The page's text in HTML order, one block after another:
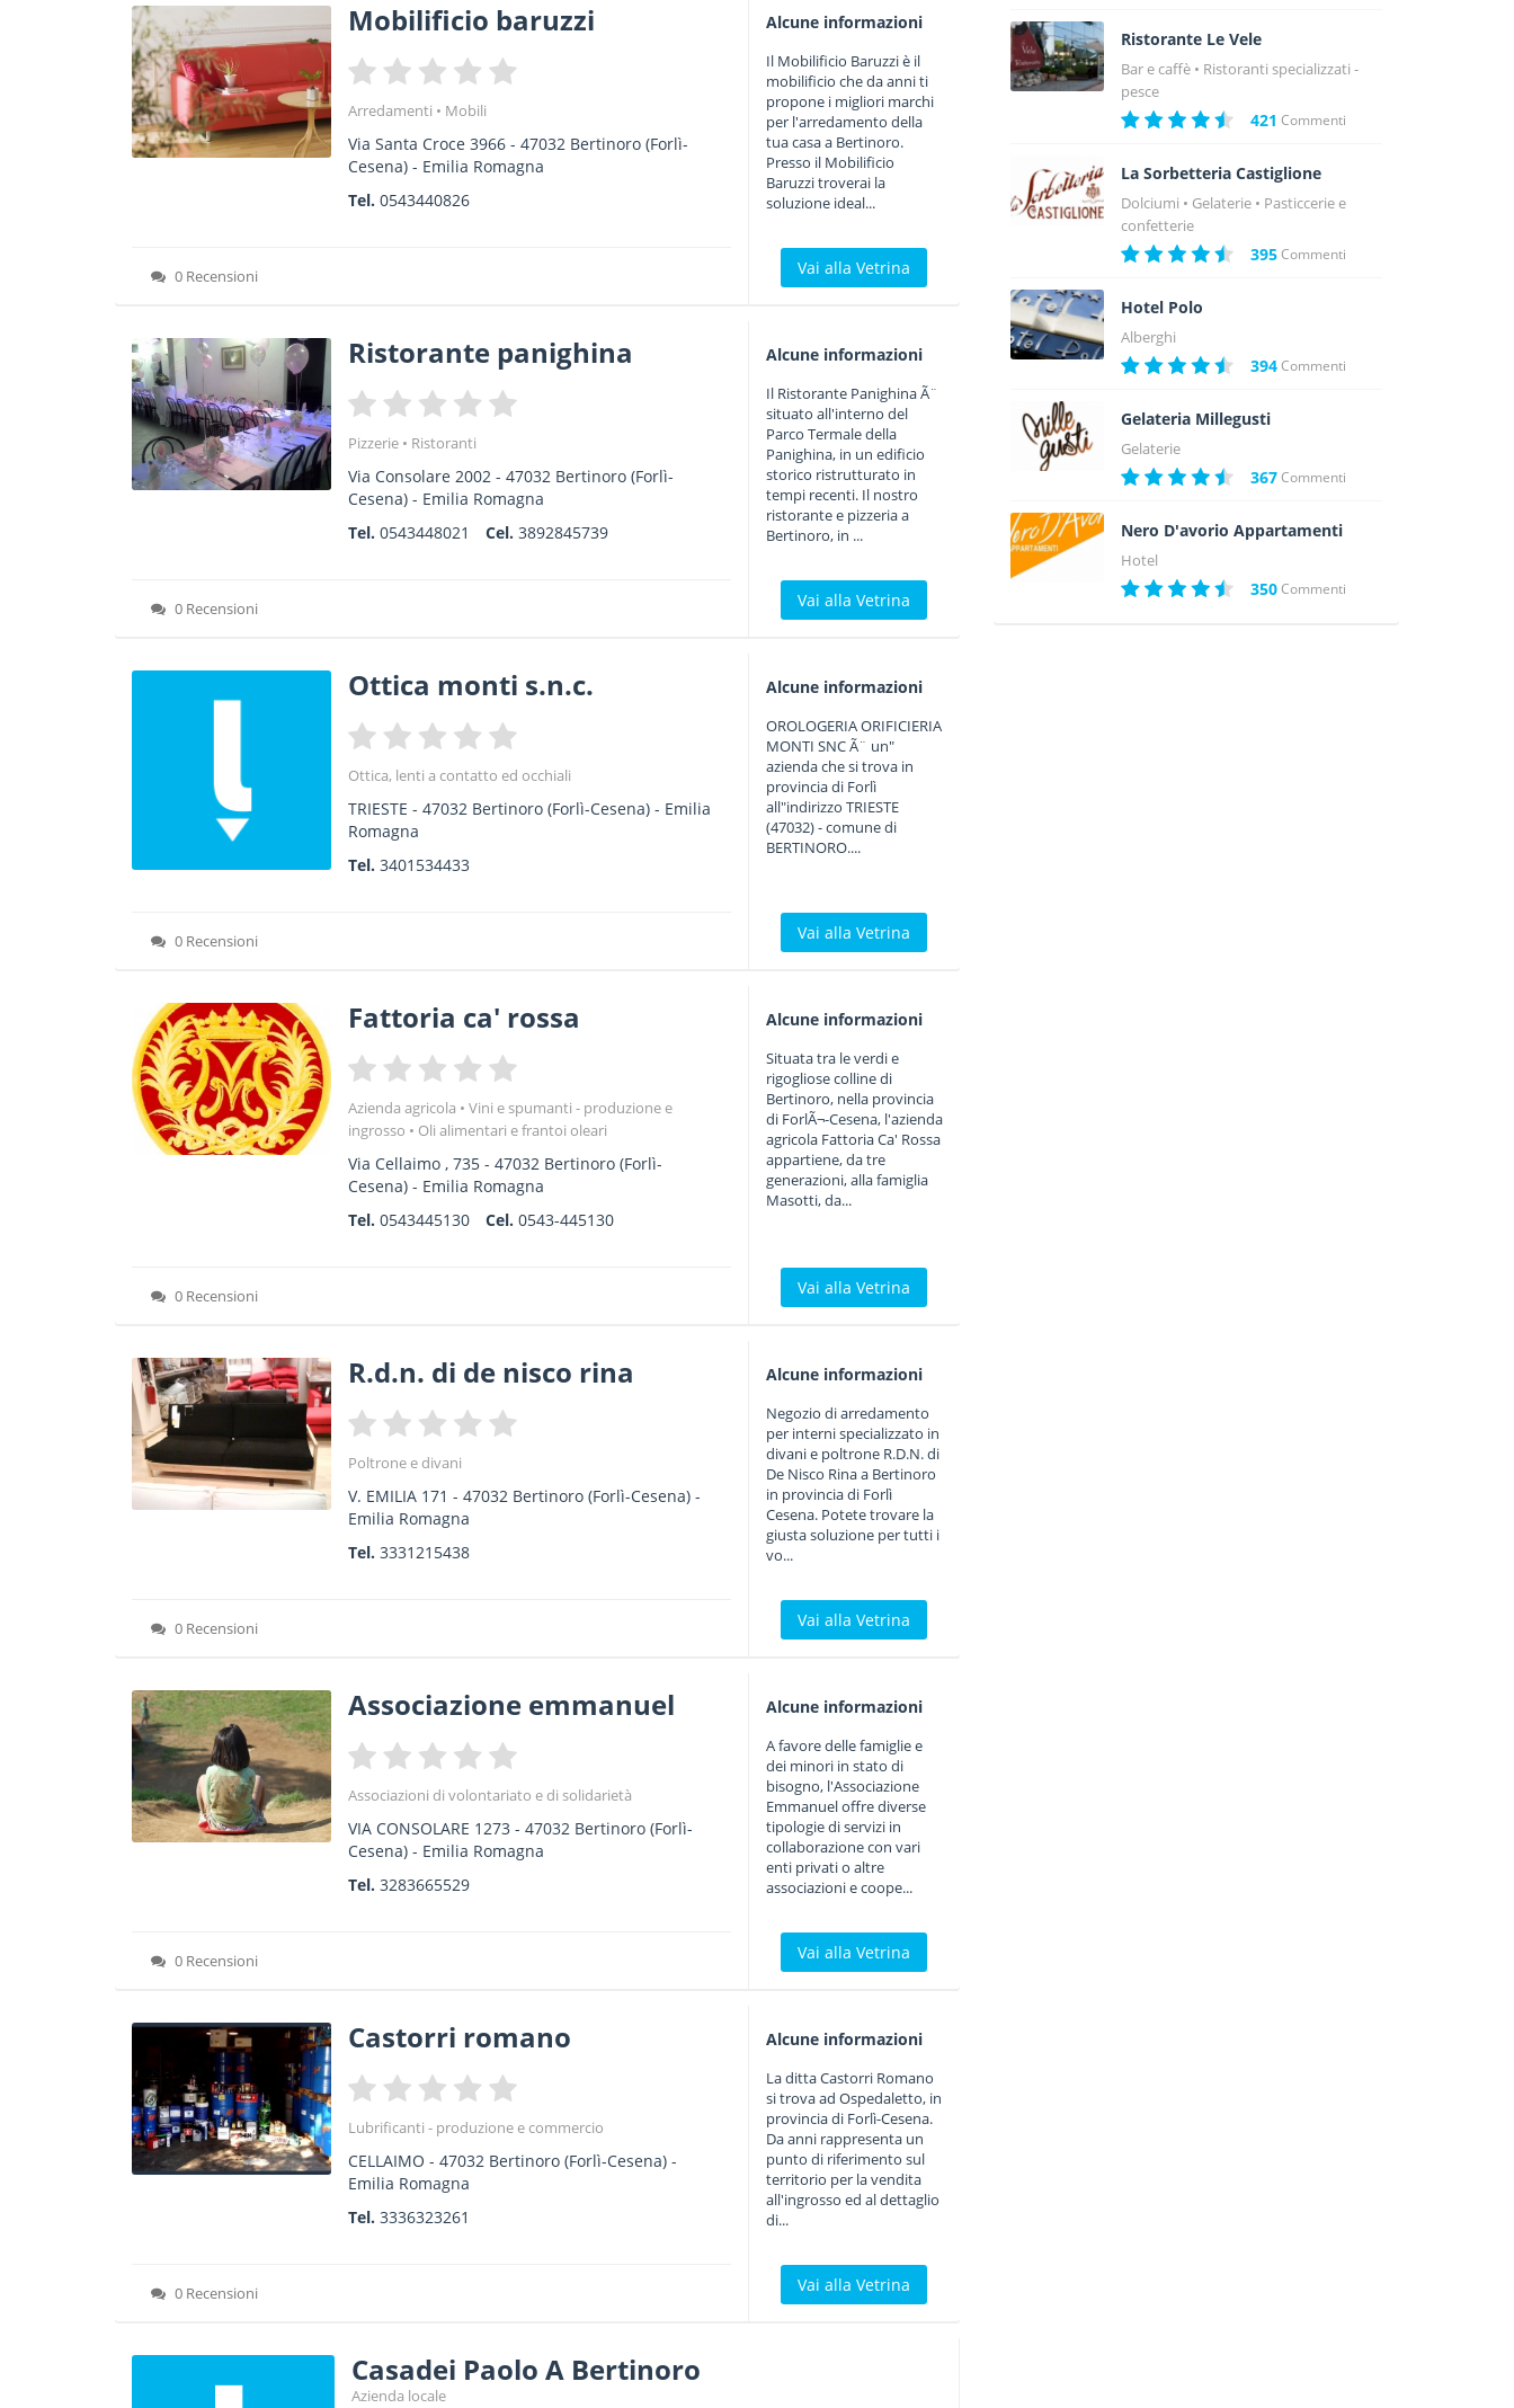
Mobilificio baruzzi
Arredamenti Mobili
Via Santa Croce 3966 -47032 Bertinoro (Forlì-
Cesena) - Emilia Romagna
Tel.0543440826
0 Recensioni
Alcune informazioni
Il Mobilificio Baruzzi è il
mobilificio che da anni ti
propone i migliori marchi
per l'arredamento della
tua casa a Bertinoro.
Presso il Mobilificio
Baruzzi troverai la
soluzione ideal...
Vai alla Vetrina
Ristorante panighina
Pizzerie Ristoranti
Via Consolare 2002 -47032 Bertinoro (Forlì-
Cesena) - Emilia Romagna
Tel.0543448021 Cel.3892845739
0 Recensioni
Alcune informazioni
Il Ristorante Panighina Ã¨
situato all'interno del
Parco Termale della
Panighina, in un edificio
storico ristrutturato in
tempi recenti. Il nostro
ristorante e pizzeria a
Bertinoro, in ...
Vai alla Vetrina
Ottica monti s.n.c.
Ottica, lenti a contatto ed occhiali
TRIESTE -47032 Bertinoro (Forlì-Cesena) - Emilia
Romagna
Tel.3401534433
0 Recensioni
Alcune informazioni
OROLOGERIA ORIFICIERIA
MONTI SNC Ã¨ un"
azienda che si trova in
provincia di Forlì
all"indirizzo TRIESTE
(47032) - comune di
BERTINORO....
Vai alla Vetrina
Fattoria ca' rossa
Azienda agricola
Vini e spumanti - produzione e
ingrosso
Oli alimentari e frantoi oleari
Via Cellaimo , 735 -47032 Bertinoro (Forlì-
Cesena) - Emilia Romagna
Tel.0543445130 Cel.0543-445130
0 Recensioni
Alcune informazioni
Situata tra le verdi e
rigogliose colline di
Bertinoro, nella provincia
di ForlÃ¬-Cesena, l'azienda
agricola Fattoria Ca' Rossa
appartiene, da tre
generazioni, alla famiglia
Masotti, da...
Vai alla Vetrina
R.d.n. di de nisco rina
Poltrone e divani
V. EMILIA 171 -47032 Bertinoro (Forlì-Cesena) -
Emilia Romagna
Tel.3331215438
0 Recensioni
Alcune informazioni
Negozio di arredamento
per interni specializzato in
divani e poltrone R.D.N. di
De Nisco Rina a Bertinoro
in provincia di Forlì
Cesena. Potete trovare la
giusta soluzione per tutti i
vo...
Vai alla Vetrina
Associazione emmanuel
Associazioni di volontariato e di solidarietà
VIA CONSOLARE 1273 -47032 Bertinoro (Forlì-
Cesena) - Emilia Romagna
Tel.3283665529
0 Recensioni
Alcune informazioni
A favore delle famiglie e
dei minori in stato di
bisogno, l'Associazione
Emmanuel offre diverse
tipologie di servizi in
collaborazione con vari
enti privati o altre
associazioni e coope...
Vai alla Vetrina
Castorri romano
Lubrificanti - produzione e commercio
CELLAIMO -47032 Bertinoro (Forlì-Cesena) -
Emilia Romagna
Tel.3336323261
0 Recensioni
Alcune informazioni
La ditta Castorri Romano
si trova ad Ospedaletto, in
provincia di Forlì-Cesena.
Da anni rappresenta un
punto di riferimento sul
territorio per la vendita
all'ingrosso ed al dettaglio
di...
Vai alla Vetrina
Casadei Paolo A Bertinoro
Azienda locale
Ristorante Le Vele
Bar e caffè
Ristoranti specializzati -
pesce
421 Commenti
La Sorbetteria Castiglione
Dolciumi Gelaterie
Pasticcerie e
confetterie
395Commenti
Hotel Polo
Alberghi
394Commenti
Gelateria Millegusti
Gelaterie
367Commenti
Nero D'avorio Appartamenti
Hotel
350Commenti